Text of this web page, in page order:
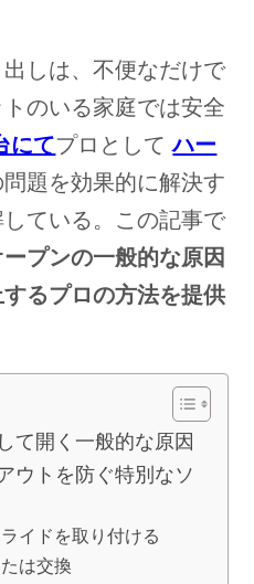
しは、不便なだけで
のいる家庭では安全
にてプロとしてハー
問題を効果的に解決す
ている。この記事で
プンの一般的な原因
るプロの方法を提供
て開く一般的な原因
ウトを防ぐ特別なソ
イドを取り付ける
は交換